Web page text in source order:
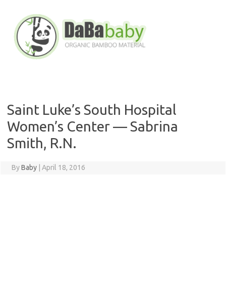
content
Saint Luke’s South Hospital
Women’s Center — Sabrina
Smith, R.N.
ByBaby April 18, 2016